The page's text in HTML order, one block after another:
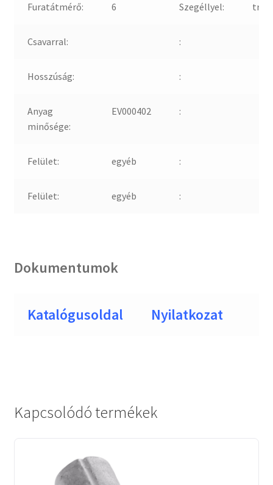
Furatátmérő: 6 Szegéllyel: true
Csavarral: :
Hosszúság: :
Anyag
minősége:
EV000402 :
Felület: egyéb :
Felület: egyéb :
Dokumentumok
Katalógusoldal Nyilatkozat
Kapcsolódó termékek